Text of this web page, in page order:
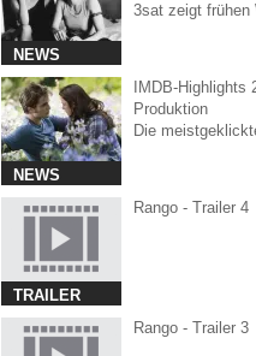
NEWS
3sat zeigt frühen
NEWS
IMDB-
Produktion
Die
TRAILER
Rango - Trailer 4
Rango - Trailer 3